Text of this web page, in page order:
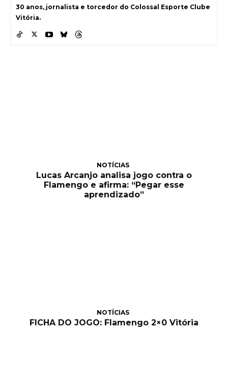
30 anos, jornalista e torcedor do Colossal Esporte Clube
Vitória.
NOTÍCIAS
Lucas Arcanjo analisa jogo contra o
Flamengo e afirma: “Pegar esse
aprendizado”
NOTÍCIAS
FICHA DO JOGO: Flamengo 2×0 Vitória